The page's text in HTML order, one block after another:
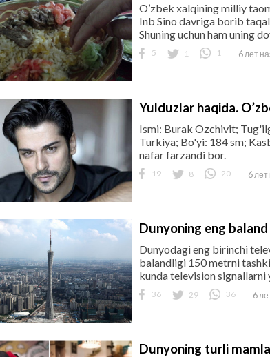
O’zbek xalqining milliy
Inb Sino davriga borib
Shuning uchun ham uning
5 1 1 6 лет
Yulduzlar haqida.
Ismi: Burak Ozchivit;
Turkiya; Bo'yi: 184 sm;
nafar farzandi bor.
19 8 20 6
Dunyoning eng
Dunyodagi eng birinchi
balandligi 150 metrni
kunda television signallarni
36 29 36 6
Dunyoning turli